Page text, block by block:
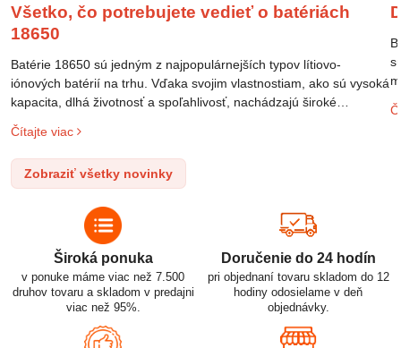
Všetko, čo potrebujete vedieť o batériách
18650
Batérie 18650 sú jedným z najpopulárnejších typov lítiovo-
iónových batérií na trhu. Vďaka svojim vlastnostiam, ako sú vysoká
kapacita, dlhá životnosť a spoľahlivosť, nachádzajú široké
po elektrické vozidlá. Pochopenie ich delenia, označovania a
správneho používania je kľúčom k ich efektívnemu a bezpečnému
využitiu.
Čítajte viac
Zobraziť všetky novinky
Široká ponuka
v ponuke máme viac než 7.500
druhov tovaru a skladom v predajni
viac než 95%.
Doručenie do 24 hodín
pri objednaní tovaru skladom do 12
hodiny odosielame v deň
objednávky.